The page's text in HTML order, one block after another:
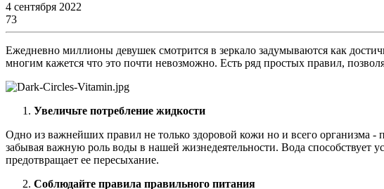
4 сентября 2022
73
Ежедневно миллионы девушек смотрится в зеркало задумываются как
многим кажется что это почти невозможно. Есть ряд простых правил,
Увеличьте потребление жидкости
Одно из важнейших правил не только здоровой кожи но и всего организма
забывая важную роль воды в нашей жизнедеятельности. Вода
предотвращает ее пересыхание.
Соблюдайте правила правильного питания